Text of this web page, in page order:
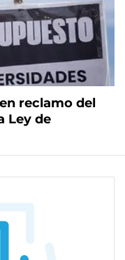
reclamo del
Ley de